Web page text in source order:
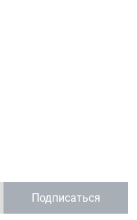
Подписаться